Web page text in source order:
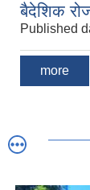
बैदेशिक
Published
more